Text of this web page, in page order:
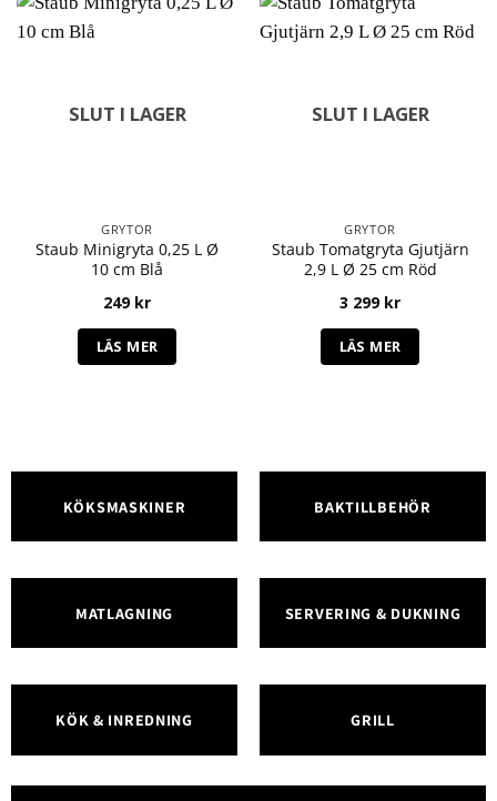
SLUT I LAGER
GRYTOR
Staub Minigryta 0,25 L Ø
10 cm Blå
249 kr
LÄS MER
SLUT I LAGER
GRYTOR
Staub Tomatgryta Gjutjärn
2,9 L Ø 25 cm Röd
3 299 kr
LÄS MER
KÖKSMASKINER BAKTILLBEHÖR
MATLAGNING SERVERING & DUKNING
KÖK & INREDNING GRILL